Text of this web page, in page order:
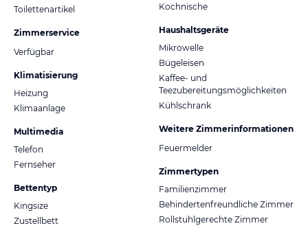
Toilettenartikel
Zimmerservice
Verfügbar
Klimatisierung
Heizung
Klimaanlage
Multimedia
Telefon
Fernseher
Bettentyp
Kingsize
Zustellbett
Kochnische
Haushaltsgeräte
Mikrowelle
Bügeleisen
Kaffee- und
Teezubereitungsmöglichkeiten
Kühlschrank
Weitere Zimmerinformationen
Feuermelder
Zimmertypen
Familienzimmer
Behindertenfreundliche Zimmer
Rollstuhlgerechte Zimmer